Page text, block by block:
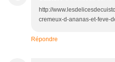
http://
cremeux-d-ananas-et-feve-
Répondre